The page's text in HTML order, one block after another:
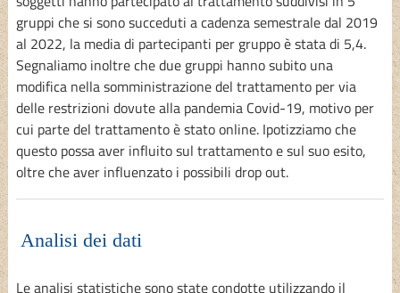
gruppi che si sono succeduti a cadenza semestrale dal 2019
al 2022, la media di partecipanti per gruppo è stata di 5,4.
Segnaliamo inoltre che due gruppi hanno subito una
modifica nella somministrazione del trattamento per via
delle restrizioni dovute alla pandemia Covid-19, motivo per
cui parte del trattamento è stato online. Ipotizziamo che
questo possa aver influito sul trattamento e sul suo esito,
oltre che aver influenzato i possibili drop out.
Analisi dei dati
Le analisi statistiche sono state condotte utilizzando il